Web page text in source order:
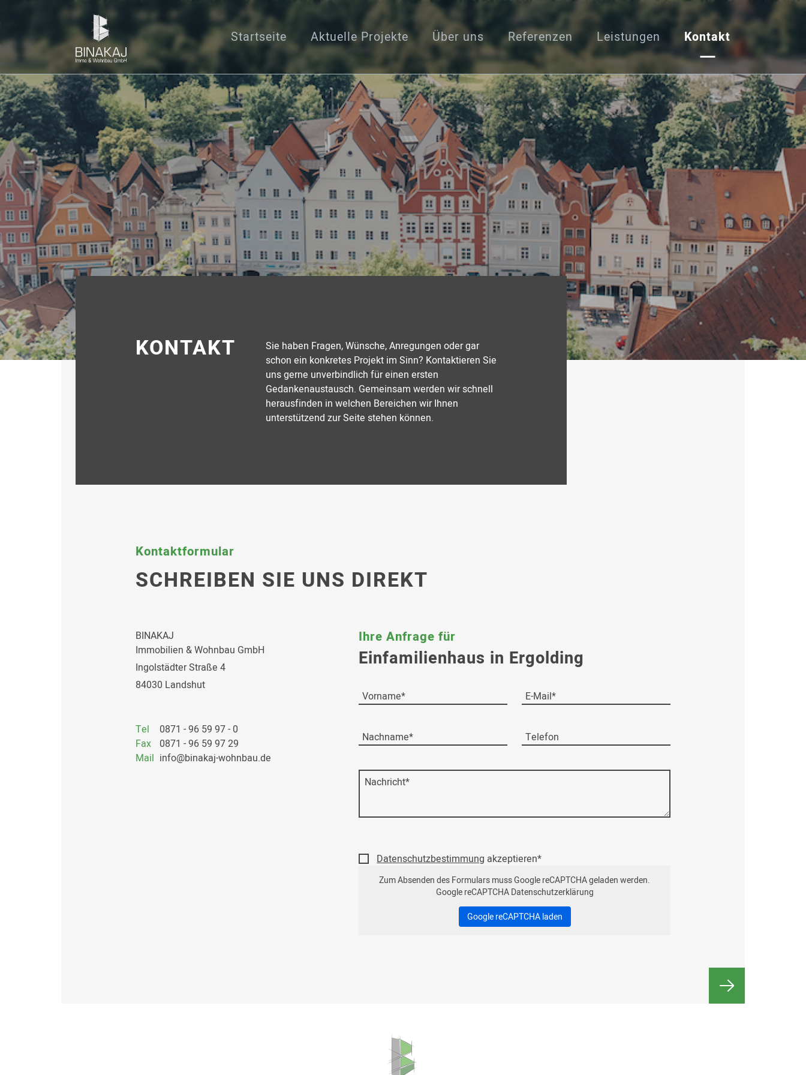
Startseite Aktuelle Projekte Über uns Referenzen Leistungen Kontakt
KONTAKT
Sie haben Fragen, Wünsche, Anregungen oder gar
schon ein konkretes Projekt im Sinn? Kontaktieren Sie
uns gerne unverbindlich für einen ersten
Gedankenaustausch. Gemeinsam werden wir schnell
herausfinden in welchen Bereichen wir Ihnen
unterstützend zur Seite stehen können.
Kontaktformular
SCHREIBEN SIE UNS DIREKT
BINAKAJ
Immobilien & Wohnbau GmbH
Ingolstädter Straße 4
84030 Landshut
Tel
0871 - 96 59 97 - 0
Fax
0871 - 96 59 97 29
Mail info@binakaj-wohnbau.de
Ihre Anfrage für
Datenschutzbestimmung akzeptieren*
Zum Absenden des Formulars muss Google reCAPTCHA geladen werden.
Google reCAPTCHA Datenschutzerklärung
Google reCAPTCHA laden